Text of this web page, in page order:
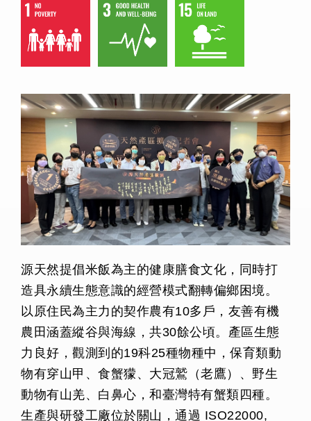
源天然提倡米飯為主的健康膳食文化，同時打
造具永續生態意識的經營模式翻轉偏鄉困境。
以原住民為主力的契作農有10多戶，友善有機
農田涵蓋縱谷與海線，共30餘公頃。產區生態
力良好，觀測到的19科25種物種中，保育類動
物有穿山甲、食蟹獴、大冠鷲（老鷹）、野生
動物有山羌、白鼻心，和臺灣特有蟹類四種。
生產與研發工廠位於關山，通過 ISO22000,